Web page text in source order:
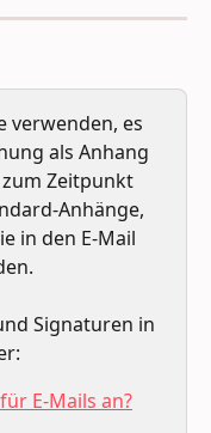
verwenden, es
als Anhang
Zeitpunkt
Anhänge,
in den E-Mail
Signaturen in
E-Mails an?